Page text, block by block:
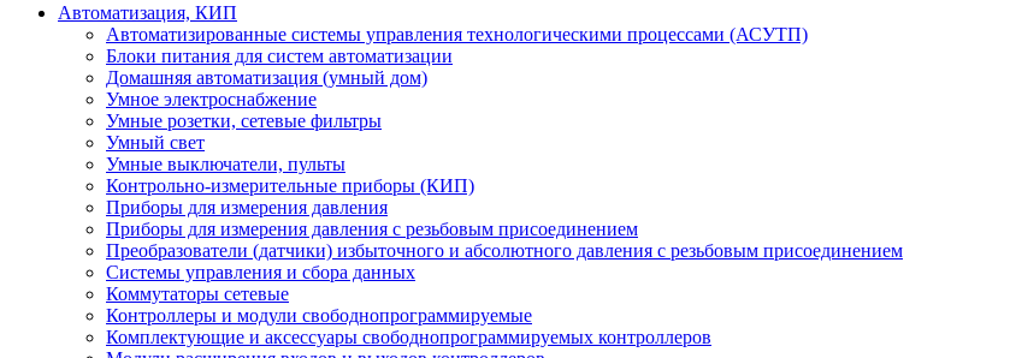
Автоматизация, КИП
Автоматизированные системы управления технологическими процессами (АСУТП)
Блоки питания для систем автоматизации
Домашняя автоматизация (умный дом)
Умное электроснабжение
Умные розетки, сетевые фильтры
Умный свет
Умные выключатели, пульты
Контрольно-измерительные приборы (КИП)
Приборы для измерения давления
Приборы для измерения давления с резьбовым присоединением
Преобразователи (датчики) избыточного и абсолютного давления с резьбовым присоединением
Системы управления и сбора данных
Коммутаторы сетевые
Контроллеры и модули свободнопрограммируемые
Комплектующие и аксессуары свободнопрограммируемых контроллеров